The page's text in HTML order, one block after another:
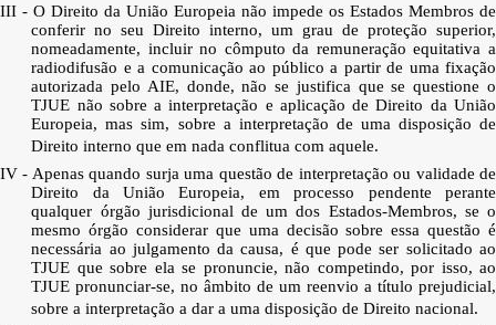
III - O Direito da União Europeia não impede os Estados Membros de
conferir no seu Direito interno, um grau de proteção superior,
nomeadamente, incluir no cômputo da remuneração equitativa a
radiodifusão e a comunicação ao público a partir de uma fixação
autorizada pelo AIE, donde, não se justifica que se questione o
TJUE não sobre a interpretação e aplicação de Direito da União
Europeia, mas sim, sobre a interpretação de uma disposição de
Direito interno que em nada conflitua com aquele.
IV - Apenas quando surja uma questão de interpretação ou validade de
Direito da União Europeia, em processo pendente perante
qualquer órgão jurisdicional de um dos Estados-Membros, se o
mesmo órgão considerar que uma decisão sobre essa questão é
necessária ao julgamento da causa, é que pode ser solicitado ao
TJUE que sobre ela se pronuncie, não competindo, por isso, ao
TJUE pronunciar-se, no âmbito de um reenvio a título prejudicial,
sobre a interpretação a dar a uma disposição de Direito nacional.